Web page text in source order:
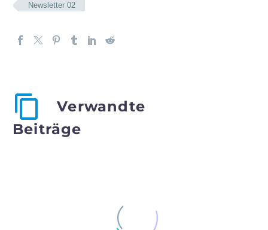
Newsletter 02
Verwandte
Beiträge